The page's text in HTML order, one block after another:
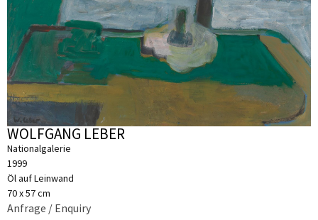
WOLFGANG LEBER
Nationalgalerie
1999
Öl auf Leinwand
70 x 57 cm
Anfrage / Enquiry